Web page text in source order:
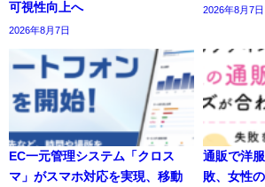
可視性向上へ
2026年8月7日
2026年8月7日
EC一元管理システム「クロス
マ」がスマホ対応を実現、移動
通販で洋
敗、女性